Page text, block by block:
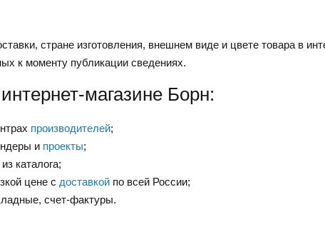
стране изготовления, внешнем виде и цвете товара в
к моменту публикации сведениях.
магазине Борн:
производителей;
и проекты;
каталога;
цене с доставкой по всей России;
счет-фактуры.